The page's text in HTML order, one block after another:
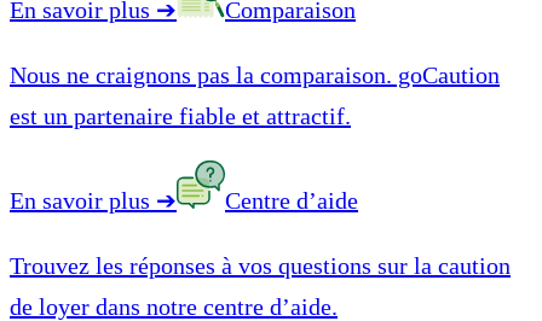
En savoir plus ➔ Comparaison
Nous ne craignons pas la comparaison. goCaution
est un partenaire fiable et attractif.
En savoir plus ➔ Centre d’aide
Trouvez les réponses à vos questions sur la caution
de loyer dans notre centre d’aide.